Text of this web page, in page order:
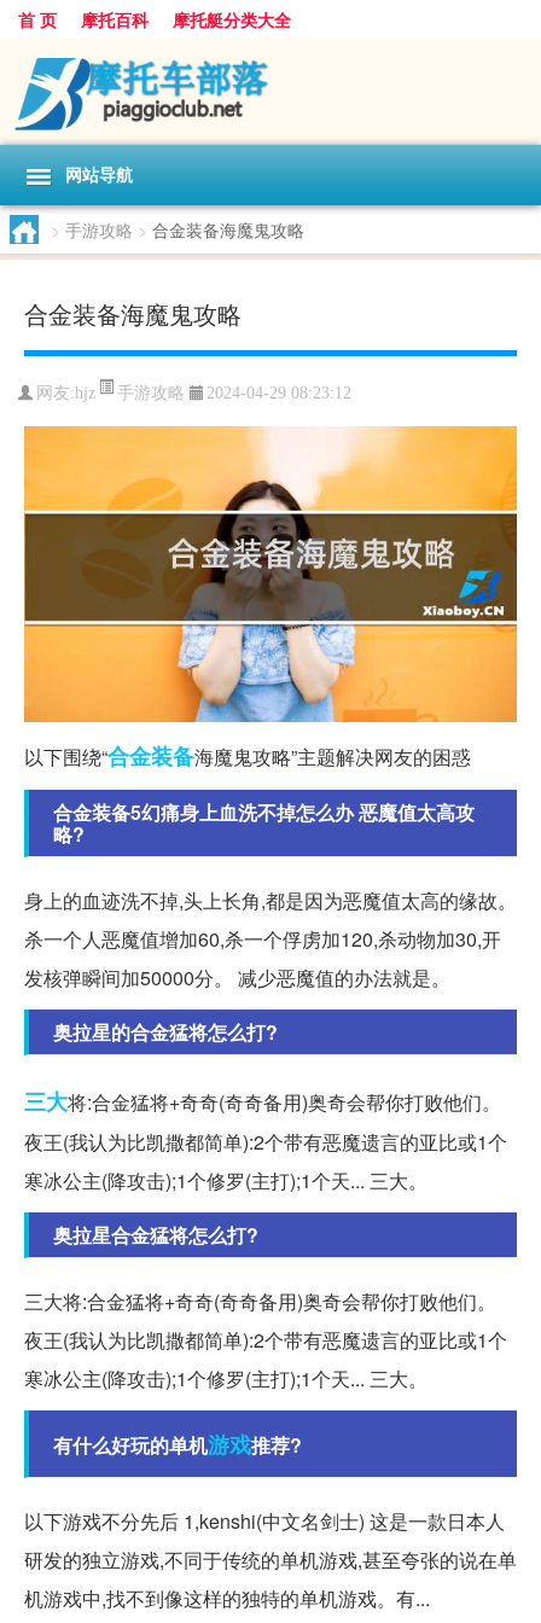
首 页 摩托百科 摩托艇分类大全
网站导航
> 手游攻略 > 合金装备海魔鬼攻略
合金装备海魔鬼攻略
网友:hjz 手游攻略 2024-04-29 08:23:12
以下围绕“合金装备海魔鬼攻略”主题解决网友的困惑
合金装备5幻痛身上血洗不掉怎么办 恶魔值太高攻
略?
身上的血迹洗不掉,头上长角,都是因为恶魔值太高的缘故。
杀一个人恶魔值增加60,杀一个俘虏加120,杀动物加30,开
发核弹瞬间加50000分。 减少恶魔值的办法就是。
奥拉星的合金猛将怎么打?
三大将:合金猛将+奇奇(奇奇备用)奥奇会帮你打败他们。
夜王(我认为比凯撒都简单):2个带有恶魔遗言的亚比或1个
寒冰公主(降攻击);1个修罗(主打);1个天... 三大。
奥拉星合金猛将怎么打?
三大将:合金猛将+奇奇(奇奇备用)奥奇会帮你打败他们。
夜王(我认为比凯撒都简单):2个带有恶魔遗言的亚比或1个
寒冰公主(降攻击);1个修罗(主打);1个天... 三大。
有什么好玩的单机游戏推荐?
以下游戏不分先后 1,kenshi(中文名剑士) 这是一款日本人
研发的独立游戏,不同于传统的单机游戏,甚至夸张的说在单
机游戏中,找不到像这样的独特的单机游戏。有...